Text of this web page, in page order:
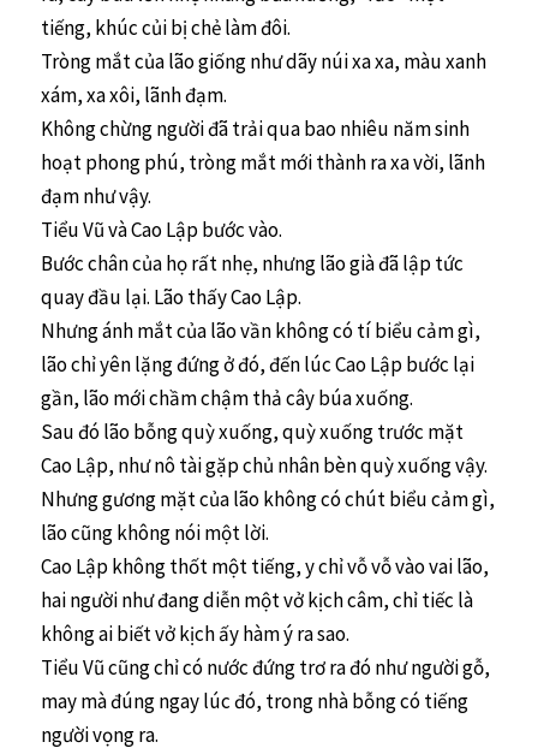
tiếng, khúc củi bị chẻ làm đôi.
Tròng mắt của lão giống như dãy núi xa xa, màu xanh
xám, xa xôi, lãnh đạm.
Không chừng người đã trải qua bao nhiêu năm sinh
hoạt phong phú, tròng mắt mới thành ra xa vời, lãnh
đạm như vậy.
Tiểu Vũ và Cao Lập bước vào.
Bước chân của họ rất nhẹ, nhưng lão già đã lập tức
quay đầu lại. Lão thấy Cao Lập.
Nhưng ánh mắt của lão vần không có tí biểu cảm gì,
lão chỉ yên lặng đứng ở đó, đến lúc Cao Lập bước lại
gần, lão mới chầm chậm thả cây búa xuống.
Sau đó lão bỗng quỳ xuống, quỳ xuống trước mặt
Cao Lập, như nô tài gặp chủ nhân bèn quỳ xuống vậy.
Nhưng gương mặt của lão không có chút biểu cảm gì,
lão cũng không nói một lời.
Cao Lập không thốt một tiếng, y chỉ vỗ vỗ vào vai lão,
hai người như đang diễn một vở kịch câm, chỉ tiếc là
không ai biết vở kịch ấy hàm ý ra sao.
Tiểu Vũ cũng chỉ có nước đứng trơ ra đó như người gỗ,
may mà đúng ngay lúc đó, trong nhà bỗng có tiếng
người vọng ra.